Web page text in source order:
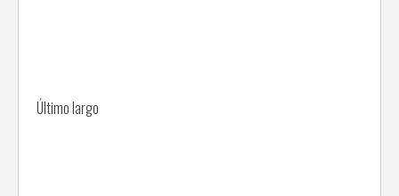
Último largo